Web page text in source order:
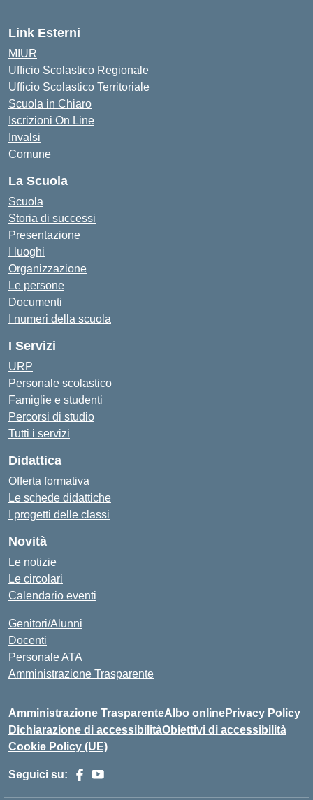
Link Esterni
MIUR
Ufficio Scolastico Regionale
Ufficio Scolastico Territoriale
Scuola in Chiaro
Iscrizioni On Line
Invalsi
Comune
La Scuola
Scuola
Storia di successi
Presentazione
I luoghi
Organizzazione
Le persone
Documenti
I numeri della scuola
I Servizi
URP
Personale scolastico
Famiglie e studenti
Percorsi di studio
Tutti i servizi
Didattica
Offerta formativa
Le schede didattiche
I progetti delle classi
Novità
Le notizie
Le circolari
Calendario eventi
Genitori/Alunni
Docenti
Personale ATA
Amministrazione Trasparente
Amministrazione TrasparenteAlbo onlinePrivacy Policy
Dichiarazione di accessibilitàObiettivi di accessibilità
Cookie Policy (UE)
Seguici su: